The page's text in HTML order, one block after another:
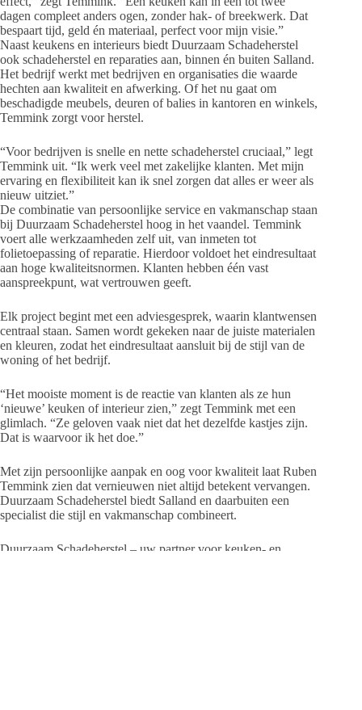
dagen compleet anders ogen, zonder hak- of breekwerk. Dat
bespaart tijd, geld én materiaal, perfect voor mijn visie.”
Naast keukens en interieurs biedt Duurzaam Schadeherstel
ook schadeherstel en reparaties aan, binnen én buiten Salland.
Het bedrijf werkt met bedrijven en organisaties die waarde
hechten aan kwaliteit en afwerking. Of het nu gaat om
beschadigde meubels, deuren of balies in kantoren en winkels,
Temmink zorgt voor herstel.
“Voor bedrijven is snelle en nette schadeherstel cruciaal,” legt
Temmink uit. “Ik werk veel met zakelijke klanten. Met mijn
ervaring en flexibiliteit kan ik snel zorgen dat alles er weer als
nieuw uitziet.”
De combinatie van persoonlijke service en vakmanschap staan
bij Duurzaam Schadeherstel hoog in het vaandel. Temmink
voert alle werkzaamheden zelf uit, van inmeten tot
folietoepassing of reparatie. Hierdoor voldoet het eindresultaat
aan hoge kwaliteitsnormen. Klanten hebben één vast
aanspreekpunt, wat vertrouwen geeft.
Elk project begint met een adviesgesprek, waarin klantwensen
centraal staan. Samen wordt gekeken naar de juiste materialen
en kleuren, zodat het eindresultaat aansluit bij de stijl van de
woning of het bedrijf.
“Het mooiste moment is de reactie van klanten als ze hun
‘nieuwe’ keuken of interieur zien,” zegt Temmink met een
glimlach. “Ze geloven vaak niet dat het dezelfde kastjes zijn.
Dat is waarvoor ik het doe.”
Met zijn persoonlijke aanpak en oog voor kwaliteit laat Ruben
Temmink zien dat vernieuwen niet altijd betekent vervangen.
Duurzaam Schadeherstel biedt Salland en daarbuiten een
specialist die stijl en vakmanschap combineert.
Duurzaam Schadeherstel – uw partner voor keuken- en